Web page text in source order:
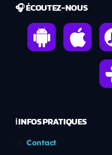
🎧 ÉCOUTEZ-NOUS
ℹ️ INFOS PRATIQUES
Contact